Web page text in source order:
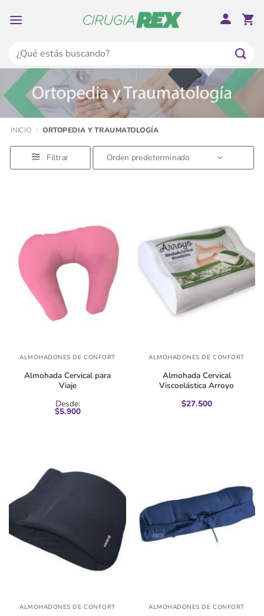
Buscar
por:
INICIO / ORTOPEDIA Y TRAUMATOLOGÍA
Filtrar
ALMOHADONES DE CONFORT
Almohada Cervical para
Viaje
Desde:
$5.900
ALMOHADONES DE CONFORT
Almohada Cervical
Viscoelástica Arroyo
$27.500
ALMOHADONES DE CONFORT ALMOHADONES DE CONFORT